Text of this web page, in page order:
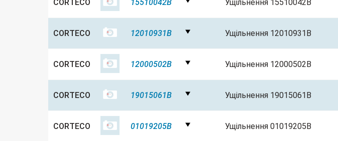
CORTECO 15510042B Ущільнення 15510042B
CORTECO 12010931B Ущільнення 12010931B
CORTECO 12000502B Ущільнення 12000502B
CORTECO 19015061B Ущільнення 19015061B
CORTECO 01019205B Ущільнення 01019205B